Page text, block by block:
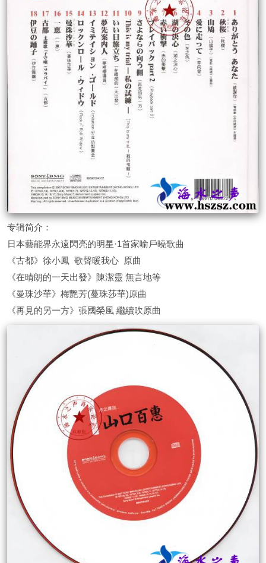
专辑简介：
日本藝能界永遠閃亮的明星·1首家喻戶曉歌曲
《古都》徐小鳳 歌聲暖我心 原曲
《在晴朗的一天出發》陳潔靈 無言地等
《曼珠沙華》梅艷芳(蔓珠莎華)原曲
《再見的另一方》張國榮風 繼續吹原曲